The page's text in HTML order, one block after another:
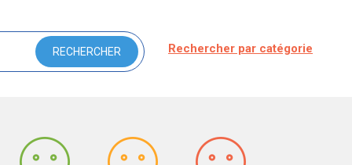
Rechercher par catégorie